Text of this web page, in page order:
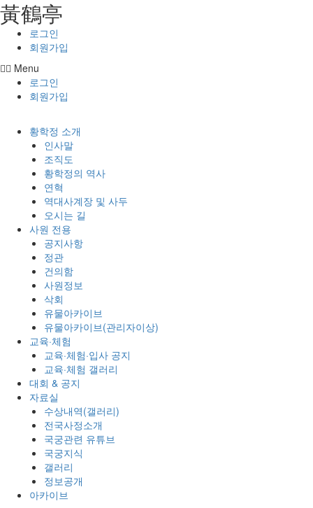
콘텐츠로
건너뛰기
⿈鶴亭
로그인
회원가입
Menu
로그인
회원가입
황학정 소개
인사말
조직도
황학정의 역사
연혁
역대사계장 및 사두
오시는 길
사원 전용
공지사항
정관
건의함
사원정보
삭회
유물아카이브
유물아카이브(관리자이상)
교육·체험
교육·체험·입사 공지
교육·체험 갤러리
대회 & 공지
자료실
수상내역(갤러리)
전국사정소개
국궁관련 유튜브
국궁지식
갤러리
정보공개
아카이브